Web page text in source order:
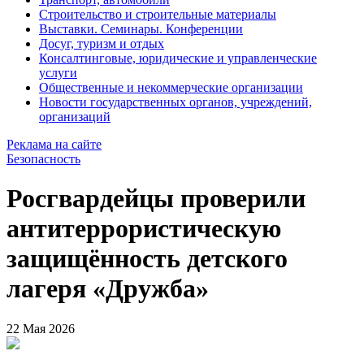
Строительство и строительные материалы
Выставки. Семинары. Конференции
Досуг, туризм и отдых
Консалтинговые, юридические и управленческие
услуги
Общественные и некоммерческие организации
Новости государственных органов, учреждений,
организаций
Реклама на сайте
Безопасность
Росгвардейцы проверили
антитеррористическую
защищённость детского
лагеря «Дружба»
22 Мая 2026